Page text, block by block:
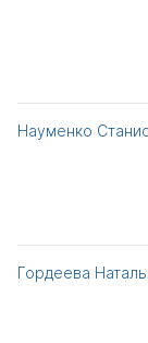
Науменко
Гордеева